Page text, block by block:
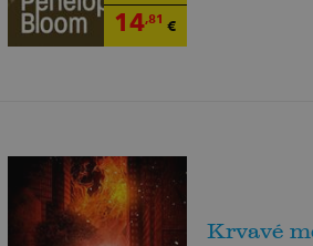
14,81 €
Krvavé